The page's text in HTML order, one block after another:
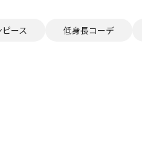
ース 低身長コーデ